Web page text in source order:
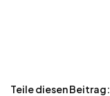
Teile diesen Beitrag: